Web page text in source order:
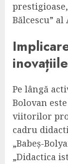
Bălcescu” al
Pe lângă
Bolovan
viitorilor
cadru
„Babeș-
„Didactica